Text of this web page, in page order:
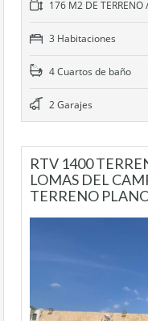
176 M2 DE
3 Habitaciones
4 Cuartos de baño
2 Garajes
RTV 1400
LOMAS DEL
TERRENO